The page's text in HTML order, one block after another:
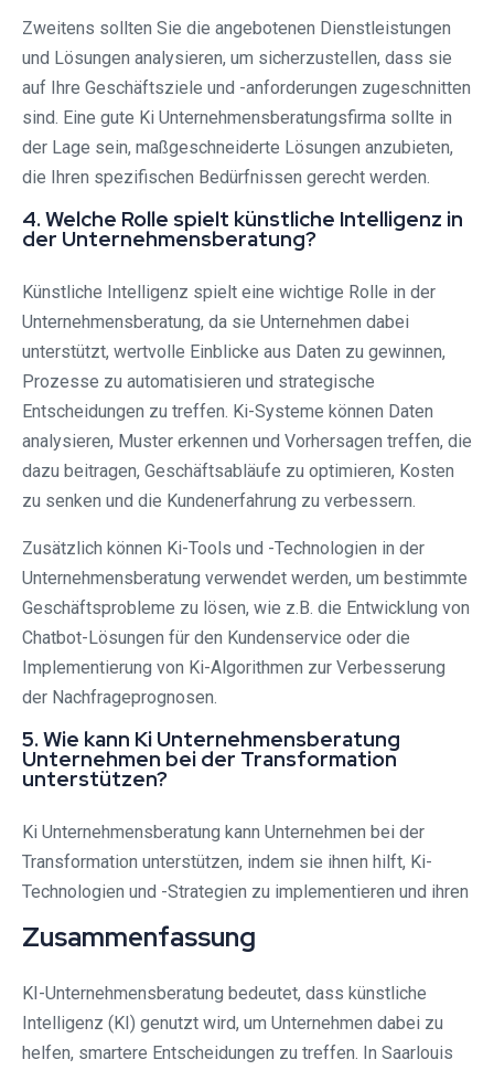
Zweitens sollten Sie die angebotenen Dienstleistungen
und Lösungen analysieren, um sicherzustellen, dass sie
auf Ihre Geschäftsziele und -anforderungen zugeschnitten
sind. Eine gute Ki Unternehmensberatungsfirma sollte in
der Lage sein, maßgeschneiderte Lösungen anzubieten,
die Ihren spezifischen Bedürfnissen gerecht werden.
4. Welche Rolle spielt künstliche Intelligenz in
der Unternehmensberatung?
Künstliche Intelligenz spielt eine wichtige Rolle in der
Unternehmensberatung, da sie Unternehmen dabei
unterstützt, wertvolle Einblicke aus Daten zu gewinnen,
Prozesse zu automatisieren und strategische
Entscheidungen zu treffen. Ki-Systeme können Daten
analysieren, Muster erkennen und Vorhersagen treffen, die
dazu beitragen, Geschäftsabläufe zu optimieren, Kosten
zu senken und die Kundenerfahrung zu verbessern.
Zusätzlich können Ki-Tools und -Technologien in der
Unternehmensberatung verwendet werden, um bestimmte
Geschäftsprobleme zu lösen, wie z.B. die Entwicklung von
Chatbot-Lösungen für den Kundenservice oder die
Implementierung von Ki-Algorithmen zur Verbesserung
der Nachfrageprognosen.
5. Wie kann Ki Unternehmensberatung
Unternehmen bei der Transformation
unterstützen?
Ki Unternehmensberatung kann Unternehmen bei der
Transformation unterstützen, indem sie ihnen hilft, Ki-
Technologien und -Strategien zu implementieren und ihren
Zusammenfassung
KI-Unternehmensberatung bedeutet, dass künstliche
Intelligenz (KI) genutzt wird, um Unternehmen dabei zu
helfen, smartere Entscheidungen zu treffen. In Saarlouis